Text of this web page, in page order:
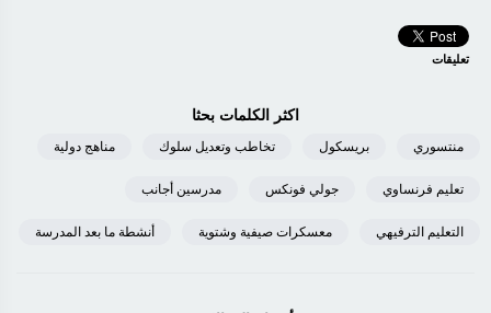
تعليقات
اكثر الكلمات بحثا
منتسوري بريسكول تخاطب وتعديل سلوك مناهج دولية
تعليم فرنساوي جولي فونكس مدرسين أجانب
التعليم الترفيهي معسكرات صيفية وشتوية أنشطة ما بعد المدرسة